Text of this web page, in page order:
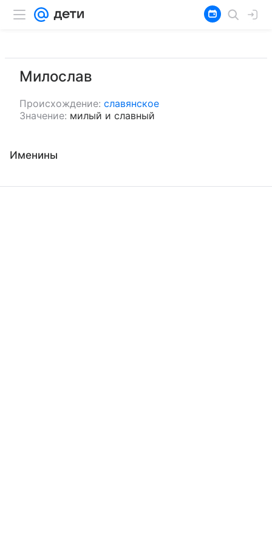
Милослав
Происхождение: славянское
Значение: милый и славный
Именины